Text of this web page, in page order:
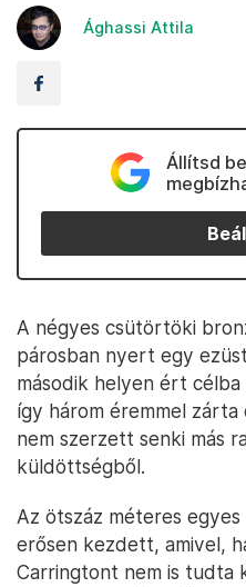
Ághassi Attila
Állítsd
A négyes csütörtöki
párosban nyert egy
második helyen ért célba
így három éremmel
nem szerzett senki más
küldöttségből.
Az ötszáz méteres
erősen kezdett, amivel,
Carringtont nem is tudta